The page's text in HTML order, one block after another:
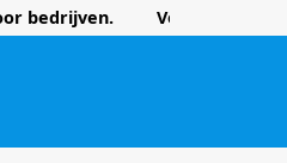
bedrijven. Voordelige